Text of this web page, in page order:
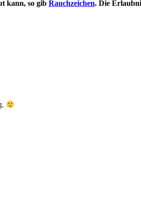
kann, so gib Rauchzeichen. Die